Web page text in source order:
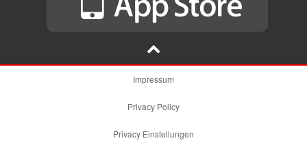
Impressum
Privacy Policy
Privacy Einstellungen